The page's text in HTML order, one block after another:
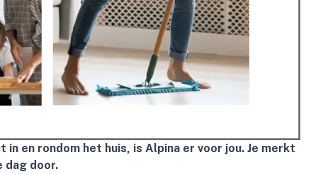
en rondom het huis, is Alpina er voor jou. Je merkt
dag door.